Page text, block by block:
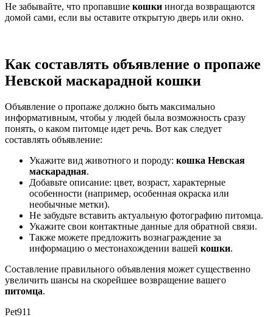
Не забывайте, что пропавшие кошки иногда возвращаются
домой сами, если вы оставите открытую дверь или окно.
Как составлять объявление о пропаже
Невской маскарадной кошки
Объявление о пропаже должно быть максимально
информативным, чтобы у людей была возможность сразу
понять, о каком питомце идет речь. Вот как следует
составлять объявление:
Укажите вид животного и породу: кошка Невская
маскарадная.
Добавьте описание: цвет, возраст, характерные
особенности (например, особенная окраска или
необычные метки).
Не забудьте вставить актуальную фотографию питомца.
Укажите свои контактные данные для обратной связи.
Также можете предложить вознаграждение за
информацию о местонахождении вашей кошки.
Составление правильного объявления может существенно
увеличить шансы на скорейшее возвращение вашего
питомца.
Pet911